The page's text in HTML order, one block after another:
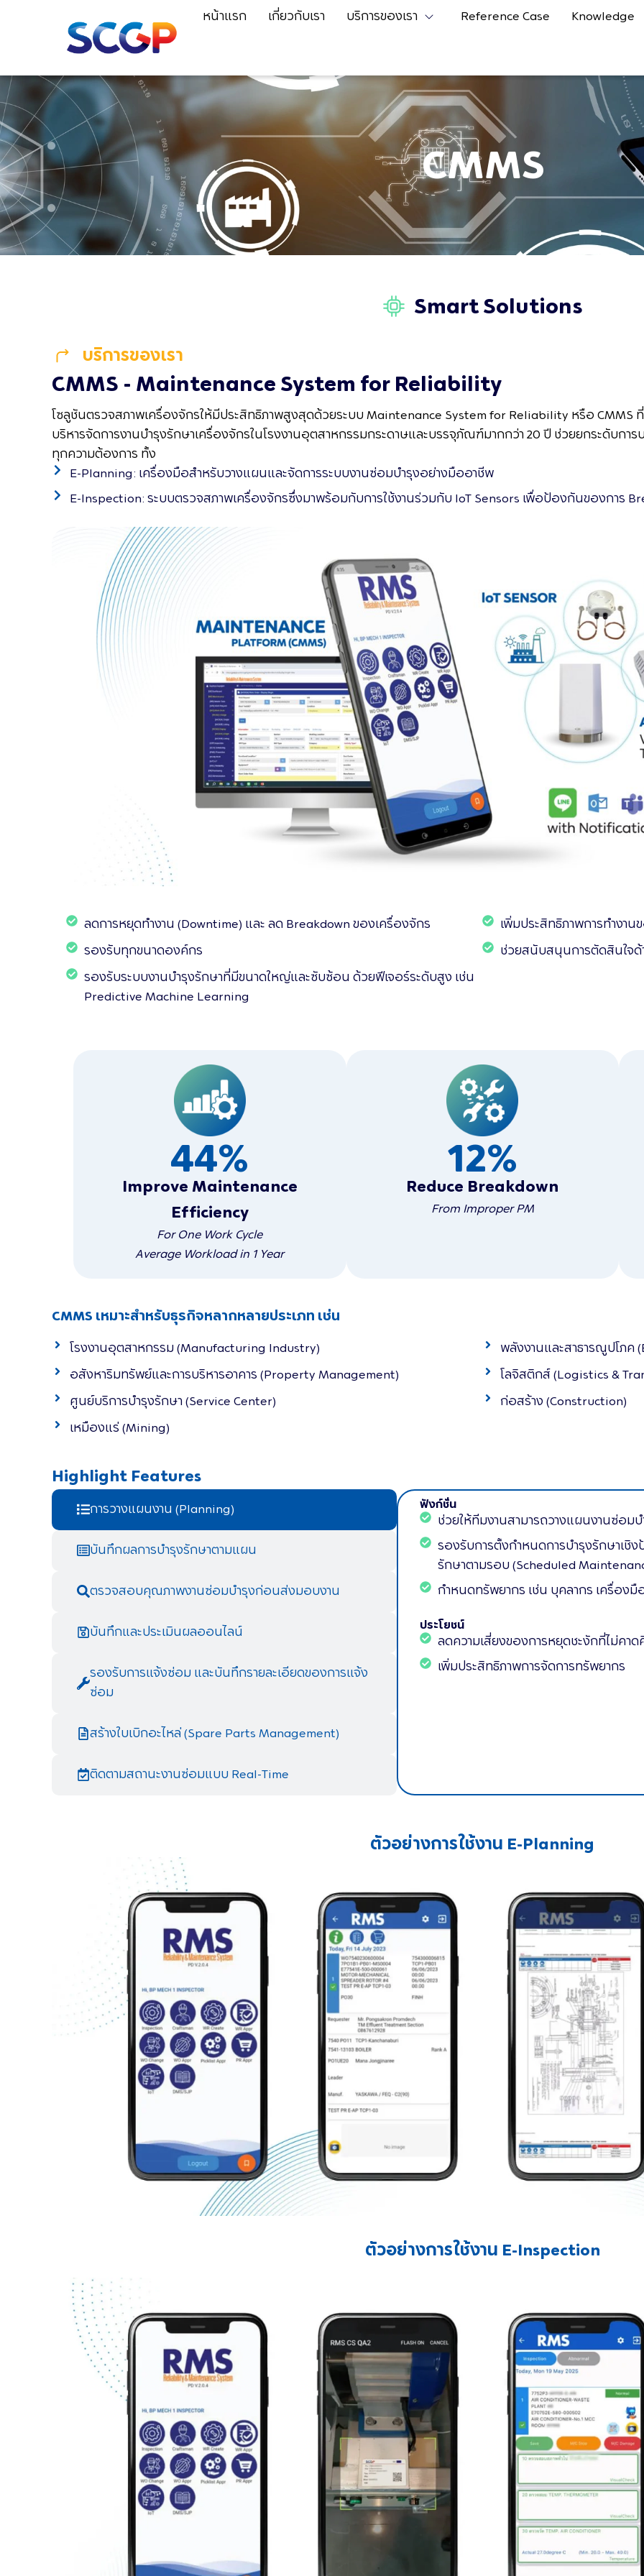
หน้าแรก เกี่ยวกับเรา บริการของเรา Reference Case Knowledge
CMMS
Smart Solutions​
บริการของเรา
CMMS - Maintenance System for Reliability
โซลูชันตรวจสภาพเครื่องจักรให้มีประสิทธิภาพสูงสุดด้วยระบบ Maintenance System for Reliability หรือ CMMS
บริหารจัดการงานบำรุงรักษาเครื่องจักรในโรงงานอุตสาหกรรมกระดาษและบรรจุภัณฑ์มากกว่า 20 ปี ช่วยยกระดับกา
ทุกความต้องการ ทั้ง
E-Planning: เครื่องมือสำหรับวางแผนและจัดการระบบงานซ่อมบำรุงอย่างมืออาชีพ
E-Inspection: ระบบตรวจสภาพเครื่องจักรซึ่งมาพร้อมกับการใช้งานร่วมกับ IoT Sensors เพื่อป้องกันของการ
ลดการหยุดทำงาน (Downtime) และ ลด Breakdown ของเครื่องจักร เพิ่มประสิทธิภาพการทำงาน
รองรับทุกขนาดองค์กร ช่วยสนับสนุนการตัดสินใจด้
รองรับระบบงานบำรุงรักษาที่มีขนาดใหญ่และซับซ้อน ด้วยฟีเจอร์ระดับสูง เช่น
Predictive Machine Learning
44%
Improve Maintenance
Efficiency
For One Work Cycle
Average Workload in 1 Year
12%
Reduce Breakdown
From Improper PM
CMMS เหมาะสำหรับธุรกิจหลากหลายประเภท เช่น​
โรงงานอุตสาหกรรม (Manufacturing Industry) พลังงานและสาธารณูปโภค
อสังหาริมทรัพย์และการบริหารอาคาร (Property Management) โลจิสติกส์ (Logistics &
ศูนย์บริการบำรุงรักษา (Service Center) ก่อสร้าง (Construction)
เหมืองแร่ (Mining)
Highlight Features
การวางแผนงาน (Planning) ​
บันทึกผลการบำรุงรักษาตามแผน ​
ตรวจสอบคุณภาพงานซ่อมบำรุงก่อนส่งมอบงาน ​
บันทึกและประเมินผลออนไลน์​
รองรับการแจ้งซ่อม และบันทึกรายละเอียดของการแจ้ง
ซ่อม ​
สร้างใบเบิกอะไหล่ (Spare Parts Management)
ติดตามสถานะงานซ่อมแบบ Real-Time​
ฟังก์ชั่น​
ช่วยให้ทีมงานสามารถวางแผนงานซ่อมบ
รองรับการตั้งกำหนดการบำรุงรักษาเชิ
รักษาตามรอบ (Scheduled
กำหนดทรัพยากร เช่น บุคลากร เครื่องมื
ประโยชน์
ลดความเสี่ยงของการหยุดชะงักที่ไม่คาด
เพิ่มประสิทธิภาพการจัดการทรัพยากร
ตัวอย่างการใช้งาน E-Planning
ตัวอย่างการใช้งาน E-Inspection